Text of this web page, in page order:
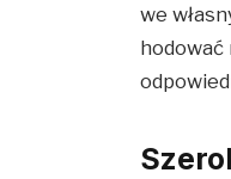
we
hodować